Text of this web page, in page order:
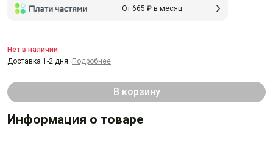
От 665 ₽ в месяц
В корзину
Нет в наличии
Доставка 1-2 дня. Подробнее
Информация о товаре